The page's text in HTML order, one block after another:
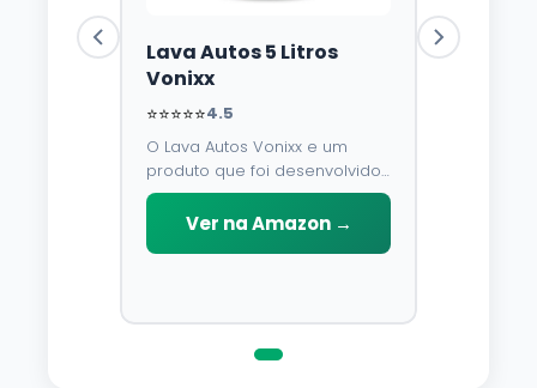
Lava Autos 5 Litros
Vonixx
⭐⭐⭐⭐⭐4.5
O Lava Autos Vonixx e um
produto que foi desenvolvido
para limpar, proteger e
conservar a lataria do veiculo.
Por possuir pH neutro, pode
Ver na Amazon →